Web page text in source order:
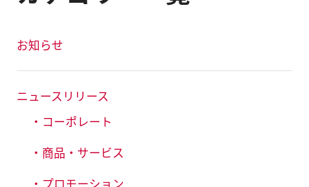
お知らせ
ニュースリリース
・コーポレート
・商品・サービス